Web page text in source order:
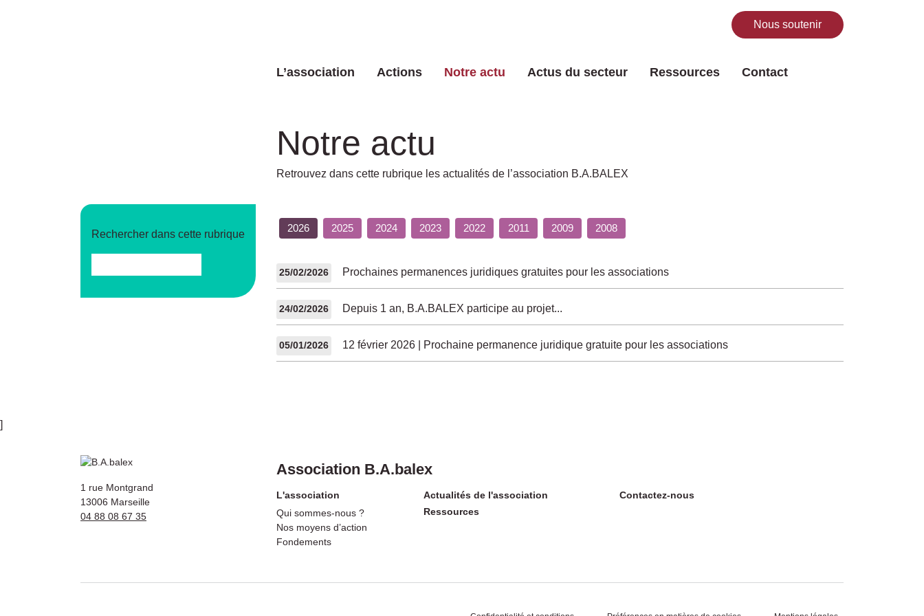
Rechercher
Nous soutenir
L’association Actions Notre actu Actus du secteur Ressources Contact
Notre actu
Retrouvez dans cette rubrique les actualités de l’association B.A.BALEX
Rechercher dans cette rubrique
2026 2025 2024 2023 2022 2011 2009 2008
25/02/2026 Prochaines permanences juridiques gratuites pour les associations
24/02/2026 Depuis 1 an, B.A.BALEX participe au projet...
05/01/2026 12 février 2026 | Prochaine permanence juridique gratuite pour les associations
1 rue Montgrand
13006 Marseille
04 88 08 67 35
Association B.A.balex
L'association
Qui sommes-nous ?
Nos moyens d’action
Fondements
Actualités de l'association
Ressources
Contactez-nous